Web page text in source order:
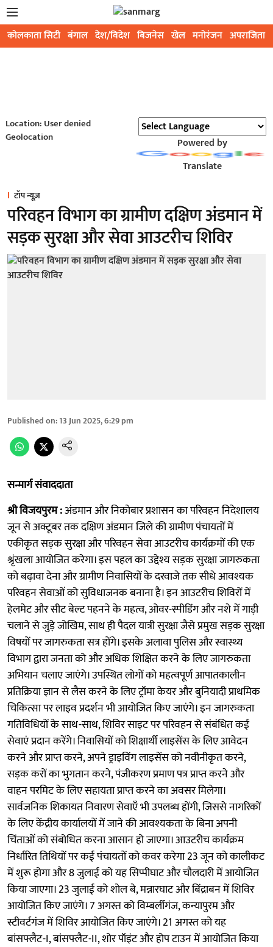
कोलकाता सिटी बंगाल देश/विदेश बिजनेस खेल मनोरंजन अपराजिता
Location: User denied
Geolocation
Powered by
Translate
टॉप न्यूज़
परिवहन विभाग का ग्रामीण दक्षिण अंडमान में
सड़क सुरक्षा और सेवा आउटरीच शिविर
Published on:13 Jun 2025, 6:29 pm
सन्मार्ग संवाददाता
श्री विजयपुरम :अंडमान और निकोबार प्रशासन का परिवहन निदेशालय
जून से अक्टूबर तक दक्षिण अंडमान जिले की ग्रामीण पंचायतों में
एकीकृत सड़क सुरक्षा और परिवहन सेवा आउटरीच कार्यक्रमों की एक
श्रृंखला आयोजित करेगा। इस पहल का उद्देश्य सड़क सुरक्षा जागरुकता
को बढ़ावा देना और ग्रामीण निवासियों के दरवाजे तक सीधे आवश्यक
परिवहन सेवाओं को सुविधाजनक बनाना है। इन आउटरीच शिविरों में
हेलमेट और सीट बेल्ट पहनने के महत्व, ओवर-स्पीडिंग और नशे में गाड़ी
चलाने से जुड़े जोखिम, साथ ही पैदल यात्री सुरक्षा जैसे प्रमुख सड़क सुरक्षा
विषयों पर जागरुकता सत्र होंगे। इसके अलावा पुलिस और स्वास्थ्य
विभाग द्वारा जनता को और अधिक शिक्षित करने के लिए जागरुकता
अभियान चलाए जाएंगे। उपस्थित लोगों को महत्वपूर्ण आपातकालीन
प्रतिक्रिया ज्ञान से लैस करने के लिए ट्रॉमा केयर और बुनियादी प्राथमिक
चिकित्सा पर लाइव प्रदर्शन भी आयोजित किए जाएंगे। इन जागरुकता
गतिविधियों के साथ-साथ, शिविर साइट पर परिवहन से संबंधित कई
सेवाएं प्रदान करेंगे। निवासियों को शिक्षार्थी लाइसेंस के लिए आवेदन
करने और प्राप्त करने, अपने ड्राइविंग लाइसेंस को नवीनीकृत करने,
सड़क करों का भुगतान करने, पंजीकरण प्रमाण पत्र प्राप्त करने और
वाहन परमिट के लिए सहायता प्राप्त करने का अवसर मिलेगा।
सार्वजनिक शिकायत निवारण सेवाएँ भी उपलब्ध होंगी, जिससे नागरिकों
के लिए केंद्रीय कार्यालयों में जाने की आवश्यकता के बिना अपनी
चिंताओं को संबोधित करना आसान हो जाएगा। आउटरीच कार्यक्रम
निर्धारित तिथियों पर कई पंचायतों को कवर करेगा 23 जून को कालीकट
में शुरू होगा और 8 जुलाई को यह सिप्पीघाट और चौलदारी में आयोजित
किया जाएगा। 23 जुलाई को शोल बे, मन्नारघाट और बिंद्राबन में शिविर
आयोजित किए जाएंगे। 7 अगस्त को विम्बर्लीगंज, कन्यापुरम और
स्टीवर्टगंज में शिविर आयोजित किए जाएंगे। 21 अगस्त को यह
बांसफ्लैट-I, बांसफ्लैट-II, शोर पॉइंट और होप टाउन में आयोजित किया